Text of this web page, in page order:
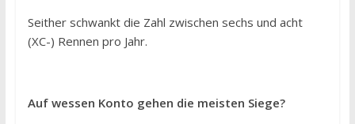
Seither schwankt die Zahl zwischen sechs und acht
(XC-) Rennen pro Jahr.
Auf wessen Konto gehen die meisten Siege?